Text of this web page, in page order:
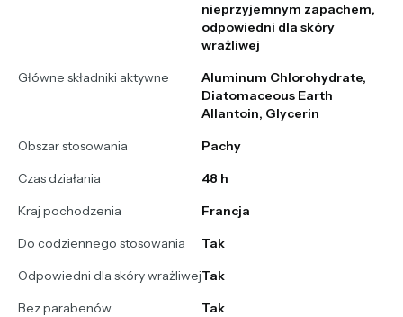
nieprzyjemnym zapachem,
odpowiedni dla skóry
wrażliwej
Główne składniki aktywne
Aluminum Chlorohydrate,
Diatomaceous Earth
Allantoin, Glycerin
Obszar stosowania
Pachy
Czas działania
48 h
Kraj pochodzenia
Francja
Do codziennego stosowania
Tak
Odpowiedni dla skóry wrażliwejTak
Bez parabenów
Tak